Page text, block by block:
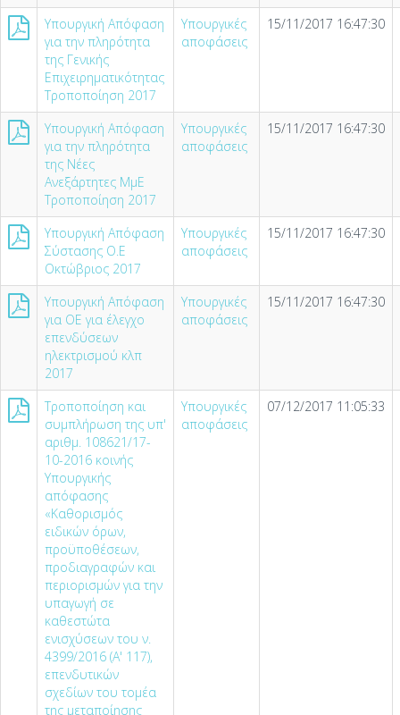
Υπουργική Απόφαση
για την πληρότητα
της Γενικής
Επιχειρηματικότητας
Τροποποίηση 2017
Υπουργικές
αποφάσεις
15/11/2017 16:47:30
Υπουργική Απόφαση
για την πληρότητα
της Νέες
Ανεξάρτητες ΜμΕ
Τροποποίηση 2017
Υπουργικές
αποφάσεις
15/11/2017 16:47:30
Υπουργική Απόφαση
Σύστασης Ο.Ε
Οκτώβριος 2017
Υπουργικές
αποφάσεις
15/11/2017 16:47:30
Υπουργική Απόφαση
για ΟΕ για έλεγχο
επενδύσεων
ηλεκτρισμού κλπ
2017
Υπουργικές
αποφάσεις
15/11/2017 16:47:30
Τροποποίηση και
συμπλήρωση της υπ'
αριθμ. 108621/17-
10-2016 κοινής
Υπουργικής
απόφασης
«Καθορισμός
ειδικών όρων,
προϋποθέσεων,
προδιαγραφών και
περιορισμών για την
υπαγωγή σε
καθεστώτα
ενισχύσεων του ν.
4399/2016 (Α' 117),
επενδυτικών
σχεδίων του τομέα
της μεταποίησης
Υπουργικές
αποφάσεις
07/12/2017 11:05:33